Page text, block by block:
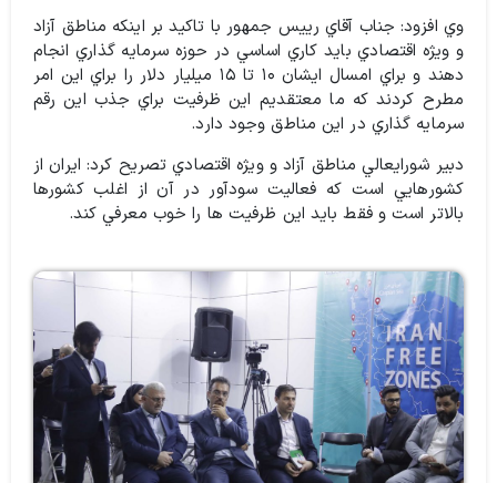
وي افزود: جناب آقاي رييس جمهور با تاكيد بر اينكه مناطق آزاد
و ويژه اقتصادي بايد كاري اساسي در حوزه سرمايه گذاري انجام
دهند و براي امسال ايشان ۱۰ تا ۱۵ ميليار دلار را براي اين امر
مطرح كردند كه ما معتقديم اين ظرفيت براي جذب اين رقم
سرمايه گذاري در اين مناطق وجود دارد.
دبير شورايعالي مناطق آزاد و ويژه اقتصادي تصريح كرد: ايران از
كشورهايي است كه فعاليت سودآور در آن از اغلب كشورها
بالاتر است و فقط بايد اين ظرفيت ها را خوب معرفي كند.